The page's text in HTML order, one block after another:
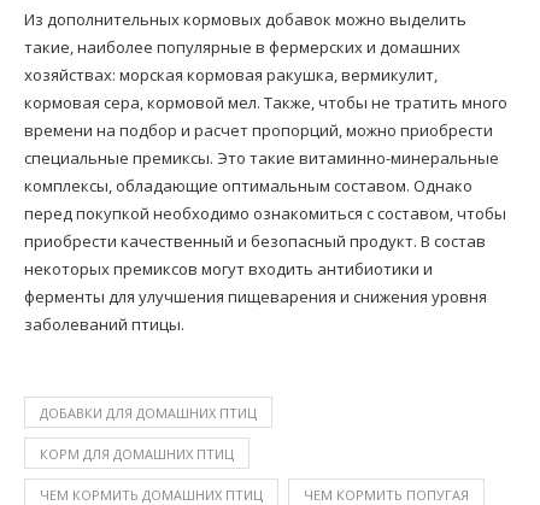
Из дополнительных кормовых добавок можно выделить
такие, наиболее популярные в фермерских и домашних
хозяйствах: морская кормовая ракушка, вермикулит,
кормовая сера, кормовой мел. Также, чтобы не тратить много
времени на подбор и расчет пропорций, можно приобрести
специальные премиксы. Это такие витаминно-минеральные
комплексы, обладающие оптимальным составом. Однако
перед покупкой необходимо ознакомиться с составом, чтобы
приобрести качественный и безопасный продукт. В состав
некоторых премиксов могут входить антибиотики и
ферменты для улучшения пищеварения и снижения уровня
заболеваний птицы.
ДОБАВКИ ДЛЯ ДОМАШНИХ ПТИЦ
КОРМ ДЛЯ ДОМАШНИХ ПТИЦ
ЧЕМ КОРМИТЬ ДОМАШНИХ ПТИЦ ЧЕМ КОРМИТЬ ПОПУГАЯ